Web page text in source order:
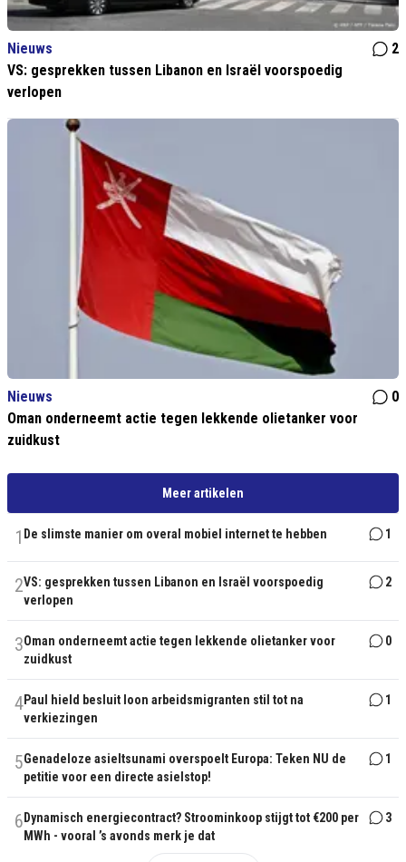
Nieuws
2
VS: gesprekken tussen Libanon en Israël voorspoedig
verlopen
Nieuws
0
Oman onderneemt actie tegen lekkende olietanker voor
zuidkust
Meer artikelen
1 De slimste manier om overal mobiel internet te hebben 1
2VS: gesprekken tussen Libanon en Israël voorspoedig
verlopen
2
3Oman onderneemt actie tegen lekkende olietanker voor
zuidkust
0
4Paul hield besluit loon arbeidsmigranten stil tot na
verkiezingen
1
5Genadeloze asieltsunami overspoelt Europa: Teken NU de
petitie voor een directe asielstop!
1
6 Dynamisch energiecontract? Stroominkoop stijgt tot €200 per
MWh - vooral ’s avonds merk je dat
3